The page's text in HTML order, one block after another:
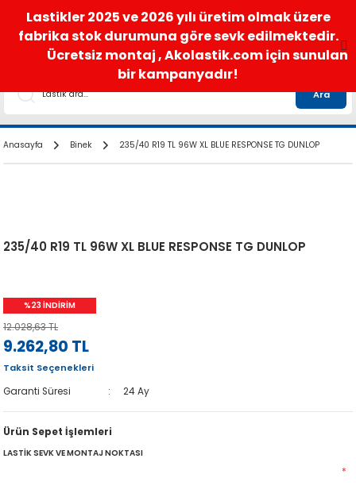
satis@akolastik.com 0 850 285 63 85
Ara
Anasayfa Binek 235/40 R19 TL 96W XL BLUE RESPONSE TG DUNLOP
235/40 R19 TL 96W XL BLUE RESPONSE TG DUNLOP
%23 İNDİRİM
12.028,63 TL
9.262,80 TL
Taksit Seçenekleri
Garanti Süresi
24 Ay
Ürün Sepet İşlemleri
LASTİK SEVK VE MONTAJ NOKTASI
*
Lastikler 2025 ve 2026 yılı üretim olmak üzere
fabrika stok durumuna göre sevk edilmektedir.
Ücretsiz montaj , Akolastik.com için sunulan
bir kampanyadır!